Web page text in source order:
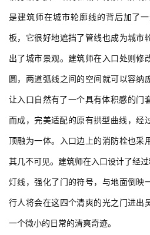
设
计
城
市
景
观
建
筑
教
登录
暴打破了拱型结构和城市背景轮廓线
是建筑师在城市轮廓线的背后加了
板，它很好地遮挡了管线也成为城市
出了城市景观。建筑师在入口处则修
圆，两道弧线之间的空间就可以容纳
让入口自然有了一个具有体积感的门
而成，完美适配的原有拱型曲线，经
顶融为一体。入口边上的消防栓也采
其几不可见。建筑师在入口设计了经
灯线，强化了门的符号，与地面倒映
行人将会在这四个清爽的光之门进出